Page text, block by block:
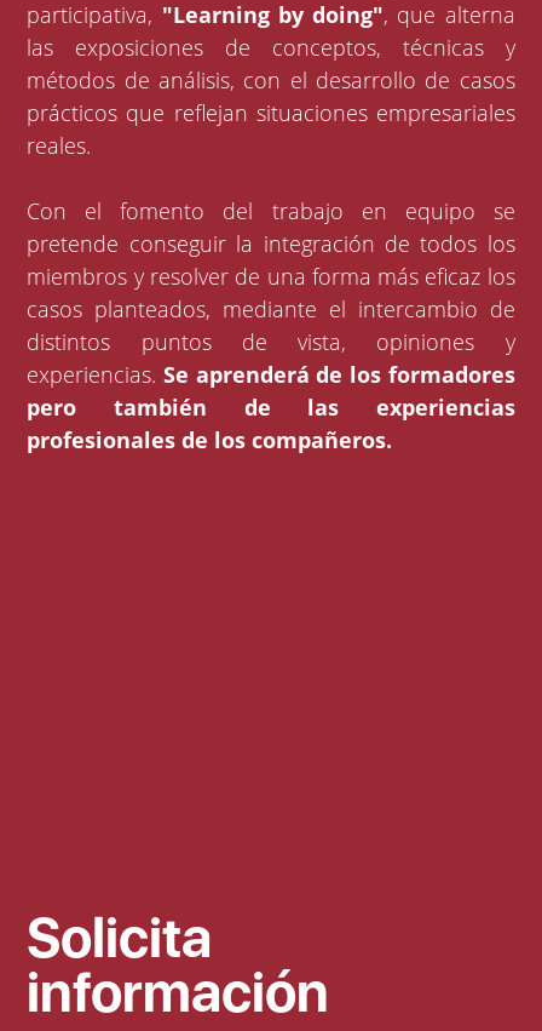
participativa, "Learning by doing", que alterna
las exposiciones de conceptos, técnicas y
métodos de análisis, con el desarrollo de casos
prácticos que reflejan situaciones empresariales
reales.
Con el fomento del trabajo en equipo se
pretende conseguir la integración de todos los
miembros y resolver de una forma más eficaz los
casos planteados, mediante el intercambio de
distintos puntos de vista, opiniones y
experiencias.Se aprenderá de los formadores
pero también de las experiencias
profesionales de los compañeros.
Solicita
información